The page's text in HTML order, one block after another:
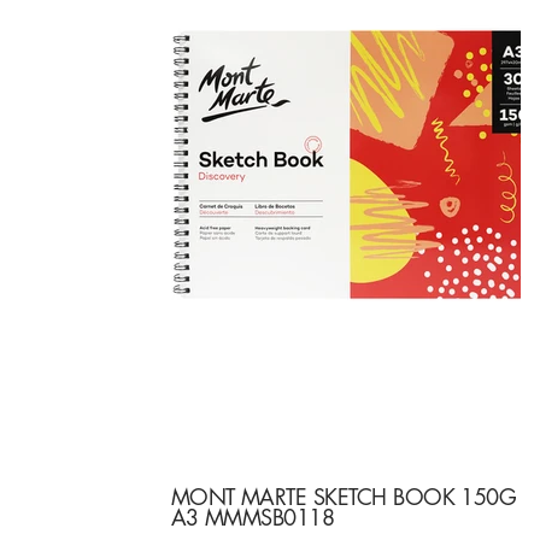
MONT MARTE SKETCH BOOK 150G
A3 MMMSB0118